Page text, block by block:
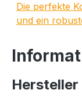
Die perfekte
und ein
Hersteller